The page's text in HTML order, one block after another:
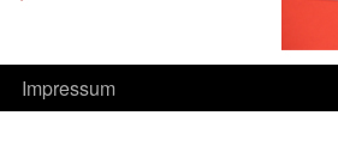
Impressum